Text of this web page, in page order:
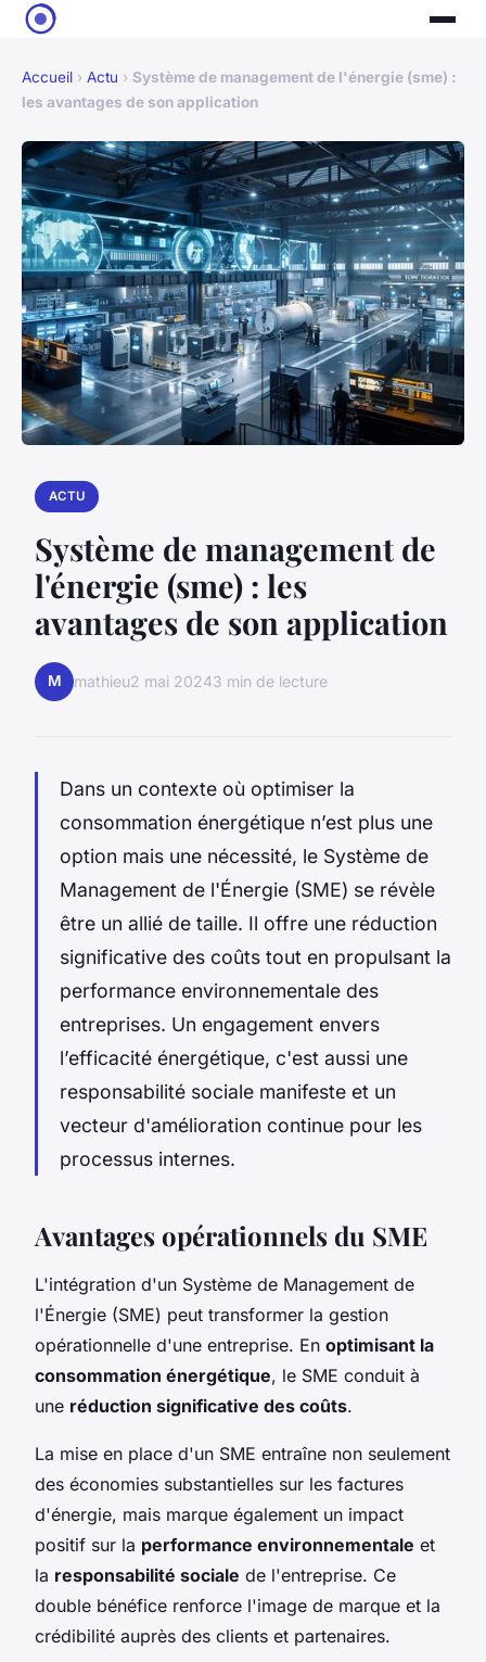
Accueil › Actu › Système de management de l'énergie (sme) :
les avantages de son application
ACTU
Système de management de
l'énergie (sme) : les
avantages de son application
M mathieu2 mai 20243 min de lecture
Dans un contexte où optimiser la
consommation énergétique n’est plus une
option mais une nécessité, le Système de
Management de l'Énergie (SME) se révèle
être un allié de taille. Il offre une réduction
significative des coûts tout en propulsant la
performance environnementale des
entreprises. Un engagement envers
l’efficacité énergétique, c'est aussi une
responsabilité sociale manifeste et un
vecteur d'amélioration continue pour les
processus internes.
Avantages opérationnels du SME
L'intégration d'un Système de Management de
l'Énergie (SME) peut transformer la gestion
opérationnelle d'une entreprise. En optimisant la
consommation énergétique, le SME conduit à
une réduction significative des coûts.
La mise en place d'un SME entraîne non seulement
des économies substantielles sur les factures
d'énergie, mais marque également un impact
positif sur la performance environnementale et
la responsabilité sociale de l'entreprise. Ce
double bénéfice renforce l'image de marque et la
crédibilité auprès des clients et partenaires.